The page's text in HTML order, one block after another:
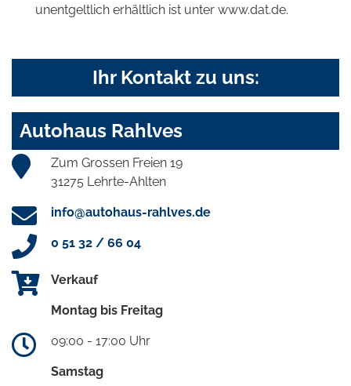
unentgeltlich erhältlich ist unter www.dat.de.
Ihr Kontakt zu uns:
Autohaus Rahlves
Zum Grossen Freien 19
31275 Lehrte-Ahlten
info@autohaus-rahlves.de
0 51 32 / 66 04
Verkauf
Montag bis Freitag
09:00 - 17:00 Uhr
Samstag